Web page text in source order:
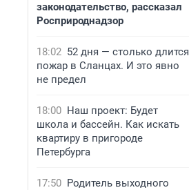
законодательство, рассказал
Росприроднадзор
18:02 52 дня — столько длится
пожар в Сланцах. И это явно
не предел
18:00 Наш проект: Будет
школа и бассейн. Как искать
квартиру в пригороде
Петербурга
17:50 Родитель выходного